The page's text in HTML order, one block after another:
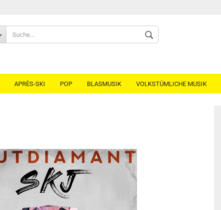
APRÈS-SKI POP BLASMUSIK VOLKSTÜMLICHE MUSIK